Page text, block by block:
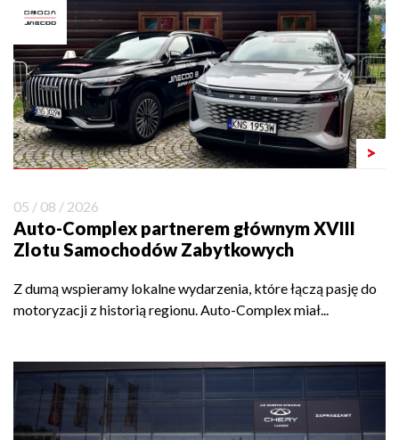
>
05 / 08 / 2026
Auto-Complex partnerem głównym XVIII
Zlotu Samochodów Zabytkowych
Z dumą wspieramy lokalne wydarzenia, które łączą pasję do
motoryzacji z historią regionu. Auto-Complex miał...